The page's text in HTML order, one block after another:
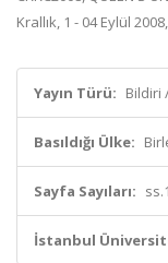
Krallık, 1 - 04 Eylül
Yayın Türü: Bildiri
Basıldığı Ülke:
Sayfa Sayıları: ss.1
İstanbul